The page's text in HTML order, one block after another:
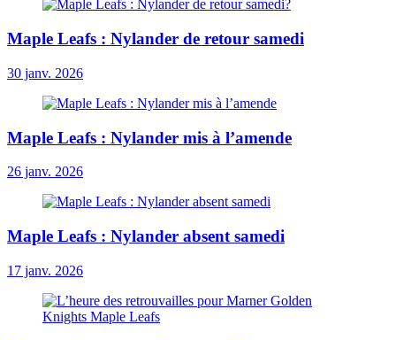
Maple Leafs : Nylander de retour samedi
30 janv. 2026
Maple Leafs : Nylander mis à l’amende
26 janv. 2026
Maple Leafs : Nylander absent samedi
17 janv. 2026